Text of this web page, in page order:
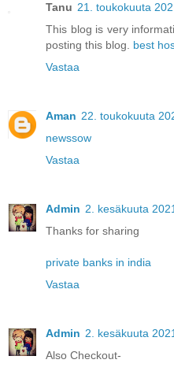
Tanu 21. toukokuuta
This blog is very
posting this blog. best
Vastaa
Aman 22. toukokuuta
newssow
Vastaa
Admin 2. kesäkuuta
Thanks for sharing
private banks in india
Vastaa
Admin 2. kesäkuuta
Also Checkout-